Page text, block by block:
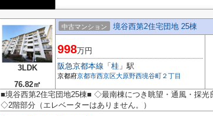
3LDK
76.82㎡
中古マンション 境谷西第2住宅団地 25棟
998万円
阪急京都本線 「 桂 」駅
京都府京都市西京区大原野西境谷町２丁目
■境谷西第2住宅団地25棟■ ◇最南棟につき眺望・通風・採光
◇2階部分（エレベーターはありません。）